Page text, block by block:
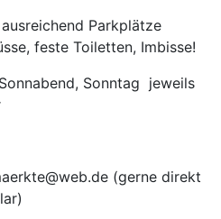
Parkplätze
feste Toiletten, Imbisse!
Sonntag jeweils
(gerne direkt